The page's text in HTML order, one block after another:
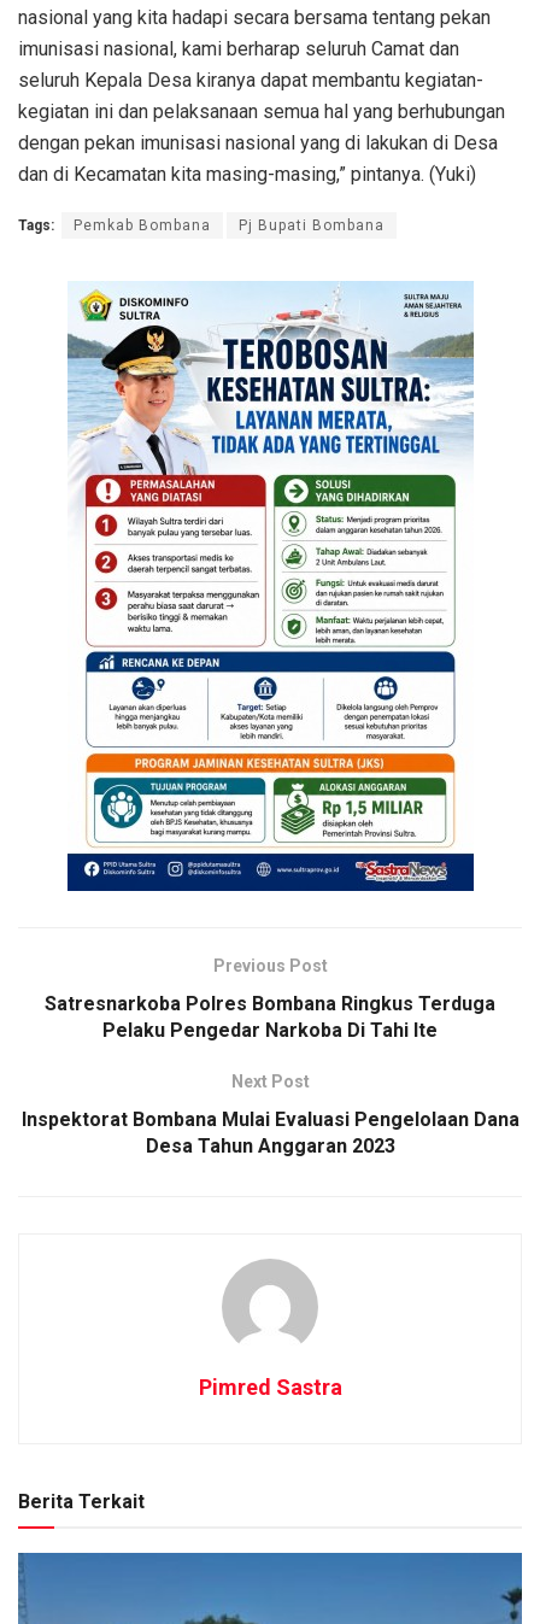
nasional yang kita hadapi secara bersama tentang pekan
imunisasi nasional, kami berharap seluruh Camat dan
seluruh Kepala Desa kiranya dapat membantu kegiatan-
kegiatan ini dan pelaksanaan semua hal yang berhubungan
dengan pekan imunisasi nasional yang di lakukan di Desa
dan di Kecamatan kita masing-masing,” pintanya. (Yuki)
Tags: Pemkab Bombana Pj Bupati Bombana
Previous Post
Satresnarkoba Polres Bombana Ringkus Terduga
Pelaku Pengedar Narkoba Di Tahi Ite
Next Post
Inspektorat Bombana Mulai Evaluasi Pengelolaan Dana
Desa Tahun Anggaran 2023
Pimred Sastra
Berita Terkait